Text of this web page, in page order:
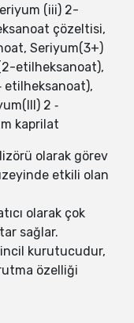
(iii) 2-
çözeltisi,
Seriyum(3+)
etilheksanoat),
etilheksanoat),
2 ‑
kaprilat
olarak görev
etkili olan
olarak çok
sağlar.
kurutucudur,
özelliği